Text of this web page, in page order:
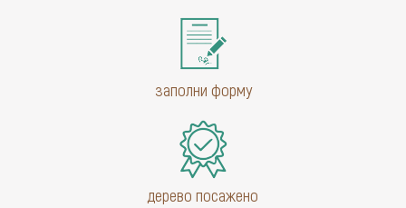
заполни форму
дерево посажено